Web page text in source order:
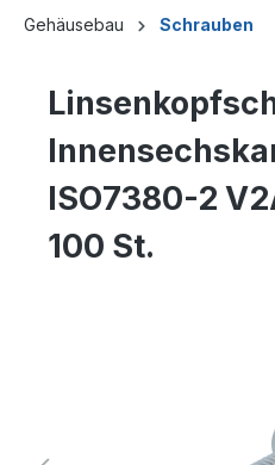
Gehäusebau Schrauben
ISO7380-2
100 St.